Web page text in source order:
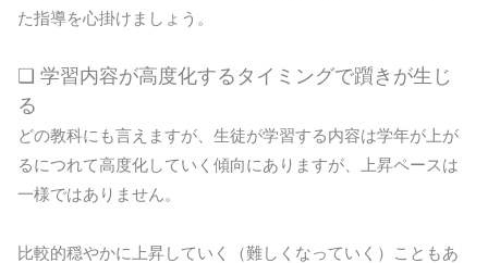
た指導を心掛けましょう。
❏ 学習内容が高度化するタイミングで躓きが生じ
る
どの教科にも言えますが、生徒が学習する内容は学年が上が
るにつれて高度化していく傾向にありますが、上昇ペースは
一様ではありません。
比較的穏やかに上昇していく（難しくなっていく）こともあ